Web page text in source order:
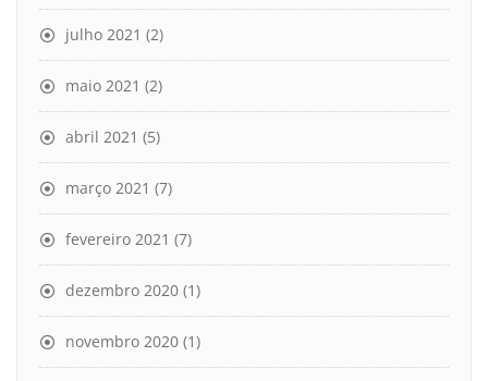
julho 2021 (2)
maio 2021 (2)
abril 2021 (5)
março 2021 (7)
fevereiro 2021 (7)
dezembro 2020 (1)
novembro 2020 (1)